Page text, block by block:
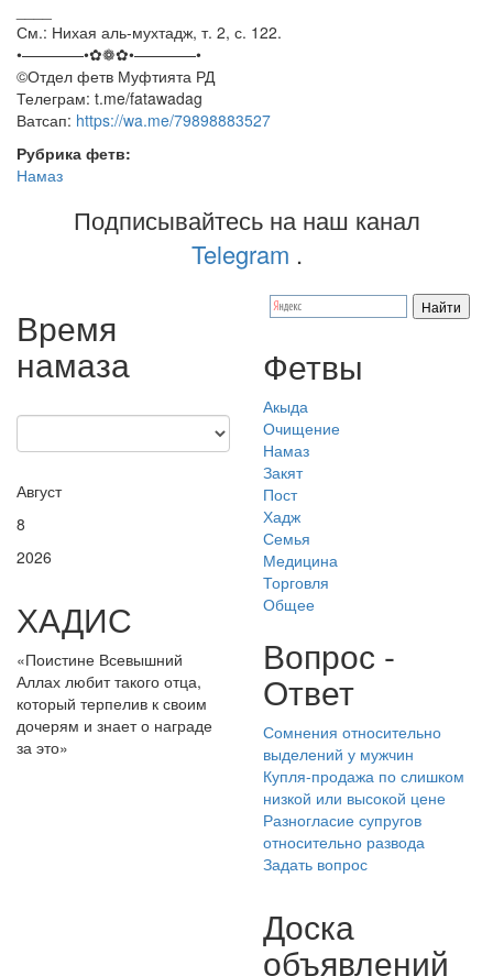
См.: Нихая аль-мухтадж, т. 2, с. 122.
•————•✿❁✿•————•
©️Отдел фетв Муфтията РД
Телеграм: t.me/fatawadag
Ватсап: https://wa.me/79898883527
Рубрика фетв:
Намаз
Подписывайтесь на наш канал
Telegram .
Время
намаза
Август
8
2026
ХАДИС
«Поистине Всевышний
Аллах любит такого отца,
который терпелив к своим
дочерям и знает о награде
за это»
Фетвы
Акыда
Очищение
Намаз
Закят
Пост
Хадж
Семья
Медицина
Торговля
Общее
Вопрос -
Ответ
Сомнения относительно
выделений у мужчин
Купля-продажа по слишком
низкой или высокой цене
Разногласие супругов
относительно развода
Задать вопрос
Доска
объявлений